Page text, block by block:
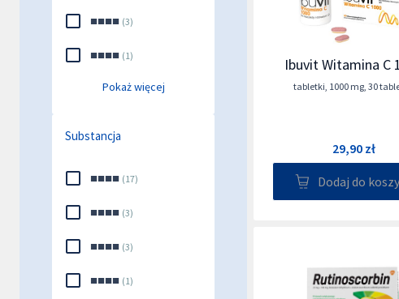
■■■■ (3)
■■■■ (1)
Pokaż więcej
Substancja
■■■■ (17)
■■■■ (3)
■■■■ (3)
■■■■ (1)
Ibuvit Witamina C
tabletki, 1000 mg, 30
29,90 zł
Dodaj do